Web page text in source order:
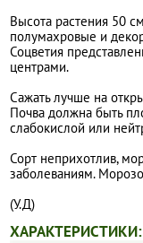
Высота растения 50
полумахровые и
Соцветия
центрами.
Сажать лучше на
Почва должна быть
слабокислой или
Сорт неприхотлив,
заболеваниям.
(У.Д)
ХАРАКТЕРИСТИКИ: